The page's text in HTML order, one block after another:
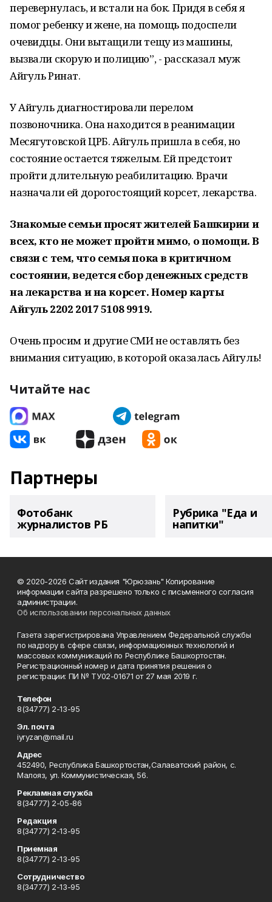
перевернулась, и встали на бок. Придя в себя я
помог ребенку и жене, на помощь подоспели
очевидцы. Они вытащили тещу из машины,
вызвали скорую и полицию”, - рассказал муж
Айгуль Ринат.
У Айгуль диагностировали перелом
позвоночника. Она находится в реанимации
Месягутовской ЦРБ. Айгуль пришла в себя, но
состояние остается тяжелым. Ей предстоит
пройти длительную реабилитацию. Врачи
назначали ей дорогостоящий корсет, лекарства.
Знакомые семьи просят жителей Башкирии и
всех, кто не может пройти мимо, о помощи. В
связи с тем, что семья пока в критичном
состоянии, ведется сбор денежных средств
на лекарства и на корсет. Номер карты
Айгуль 2202 2017 5108 9919.
Очень просим и другие СМИ не оставлять без
внимания ситуацию, в которой оказалась Айгуль!
Читайте нас
Партнеры
Фотобанк
журналистов РБ
Рубрика "Еда и
напитки"
© 2020-2026 Сайт издания "Юрюзань" Копирование
информации сайта разрешено только с письменного согласия
администрации.
Об использовании персональных данных
Газета зарегистрирована Управлением Федеральной службы
по надзору в сфере связи, информационных технологий и
массовых коммуникаций по Республике Башкортостан.
Регистрационный номер и дата принятия решения о
регистрации: ПИ № ТУ02-01671 от 27 мая 2019 г.
Телефон
8(34777) 2-13-95
Эл. почта
iyryzan@mail.ru
Адрес
452490, Республика Башкортостан,Салаватский район, с.
Малояз, ул. Коммунистическая, 56.
Рекламная служба
8(34777) 2-05-86
Редакция
8(34777) 2-13-95
Приемная
8(34777) 2-13-95
Сотрудничество
8(34777) 2-13-95